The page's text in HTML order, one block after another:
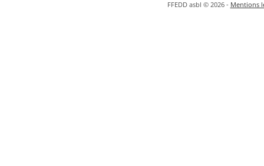
FFEDD asbl © 2026 - Mentions